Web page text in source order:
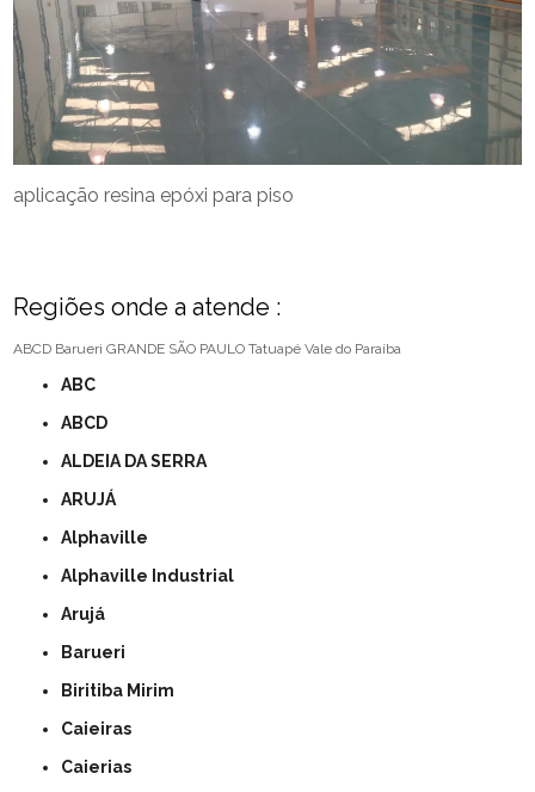
aplicação resina epóxi para piso
Regiões onde a atende :
ABCD Barueri GRANDE SÃO PAULO Tatuapé Vale do Paraíba
ABC
ABCD
ALDEIA DA SERRA
ARUJÁ
Alphaville
Alphaville Industrial
Arujá
Barueri
Biritiba Mirim
Caieiras
Caierias